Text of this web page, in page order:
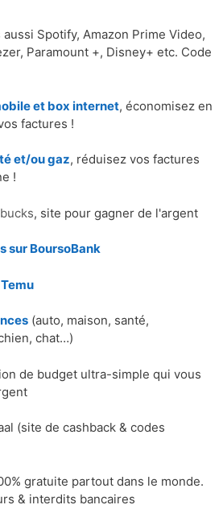
aussi Spotify, Amazon Prime Video,
Paramount +, Disney+ etc. Code
et box internet, économisez en
factures !
et/ou gaz, réduisez vos factures
!
, site pour gagner de l'argent
sur BoursoBank
Temu
(auto, maison, santé,
chat…)
de budget ultra-simple qui vous
(site de cashback & codes
gratuite partout dans le monde.
& interdits bancaires